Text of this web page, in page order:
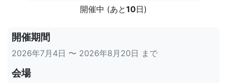
開催中 (あと10日)
開催期間
2026年7月4日 〜 2026年8月20日 まで
会場